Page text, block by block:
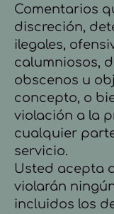
Comentarios
discreción,
ilegales,
calumniosos,
obscenos u
concepto, o
violación a la
cualquier
servicio.
Usted acepta
violarán
incluidos los